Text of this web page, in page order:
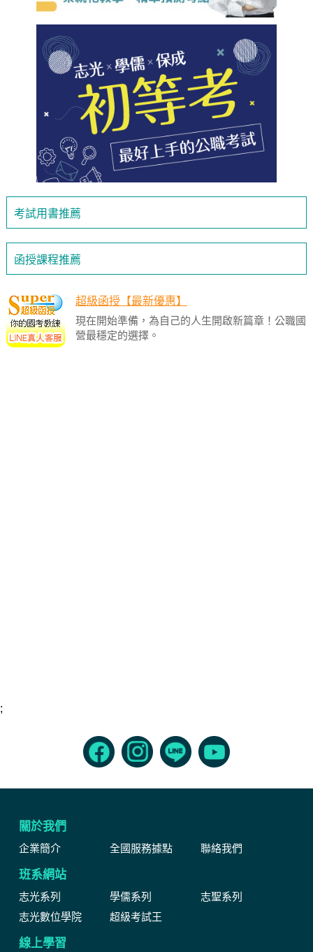
考試用書推薦
函授課程推薦
超級函授【最新優惠】
現在開始準備，為自己的人生開啟新篇章！公職國
營最穩定的選擇。
;
關於我們
企業簡介 全國服務據點 聯絡我們
班系網站
志光系列 學儒系列
志聖系列
志光數位學院
超級考試王
線上學習